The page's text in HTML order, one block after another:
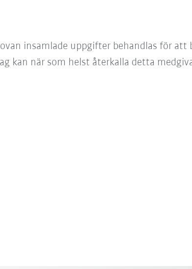
insamlade uppgifter behandlas för
kan när som helst återkalla detta